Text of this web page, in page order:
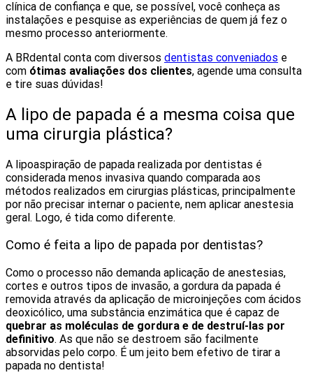
clínica de confiança e que, se possível, você conheça as
instalações e pesquise as experiências de quem já fez o
mesmo processo anteriormente.
A BRdental conta com diversos dentistas conveniados e
com ótimas avaliações dos clientes, agende uma consulta
e tire suas dúvidas!
A lipo de papada é a mesma coisa que
uma cirurgia plástica?
A lipoaspiração de papada realizada por dentistas é
considerada menos invasiva quando comparada aos
métodos realizados em cirurgias plásticas, principalmente
por não precisar internar o paciente, nem aplicar anestesia
geral. Logo, é tida como diferente.
Como é feita a lipo de papada por dentistas?
Como o processo não demanda aplicação de anestesias,
cortes e outros tipos de invasão, a gordura da papada é
removida através da aplicação de microinjeções com ácidos
deoxicólico, uma substância enzimática que é capaz de
quebrar as moléculas de gordura e de destruí-las por
definitivo. As que não se destroem são facilmente
absorvidas pelo corpo. É um jeito bem efetivo de tirar a
papada no dentista!